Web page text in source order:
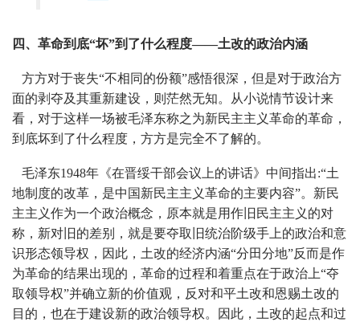
四、革命到底“坏”到了什么程度——土改的政治内涵
方方对于丧失“不相同的份额”感悟很深，但是对于政治方
面的剥夺及其重新建设，则茫然无知。从小说情节设计来
看，对于这样一场被毛泽东称之为新民主主义革命的革命，
到底坏到了什么程度，方方是完全不了解的。
毛泽东1948年《在晋绥干部会议上的讲话》中间指出:“土
地制度的改革，是中国新民主主义革命的主要内容”。新民
主主义作为一个政治概念，原本就是用作旧民主主义的对
称，新对旧的差别，就是要夺取旧统治阶级手上的政治和意
识形态领导权，因此，土改的经济内涵“分田分地”反而是作
为革命的结果出现的，革命的过程和着重点在于政治上“夺
取领导权”并确立新的价值观，反对和平土改和恩赐土改的
目的，也在于建设新的政治领导权。因此，土改的起点和过